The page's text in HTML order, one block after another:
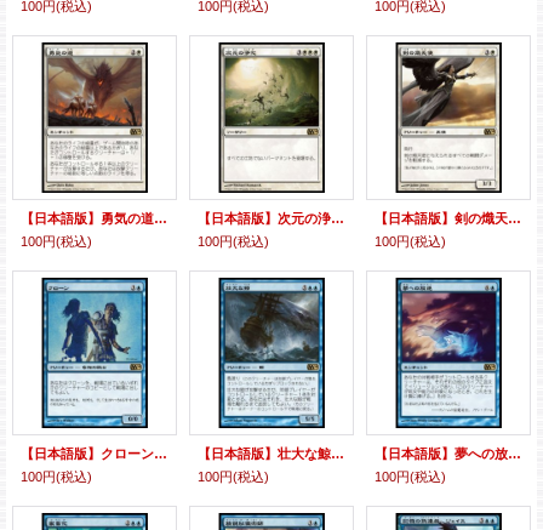
100円(税込)
100円(税込)
100円(税込)
【日本語版】勇気の道/Path of Bravery
100円(税込)
【日本語版】次元の浄化/Planar Cleansing
100円(税込)
【日本語版】剣の熾天使/Seraph of the Sword
100円(税込)
【日本語版】クローン/Clone
100円(税込)
【日本語版】壮大な鯨/Colossal Whale
100円(税込)
【日本語版】夢への放逐/Dismiss into Dream
100円(税込)